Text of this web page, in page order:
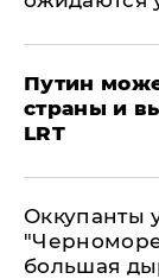
Путин
страны и
LRT
Оккупанты
большая